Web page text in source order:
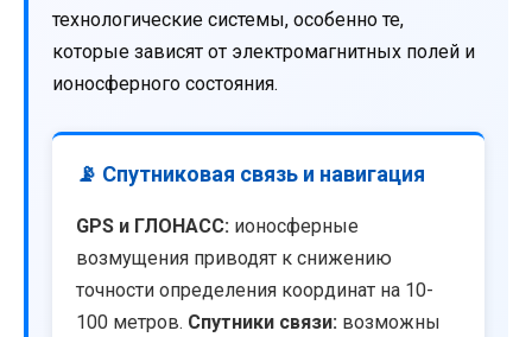
технологические системы, особенно те,
которые зависят от электромагнитных полей и
ионосферного состояния.
📡 Спутниковая связь и навигация
GPS и ГЛОНАСС: ионосферные
возмущения приводят к снижению
точности определения координат на 10-
100 метров. Спутники связи: возможны